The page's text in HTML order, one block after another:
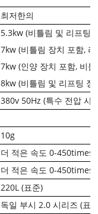
최저한의
5.3kw (비틀림 및 리프팅
7kw (비틀림 장치 포함,
7kw (인양 장치 포함, 비
8kw (비틀림 및 리프팅 장
380v 50Hz (특수 전압 사
10g
더 적은 속도 0-450times
더 적은 속도 0-450times
220L (표준)
독일 부시 2.0 시리즈 (표